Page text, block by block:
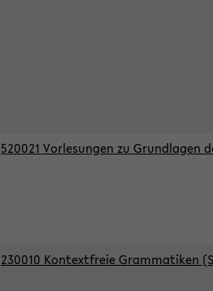
520021 Vorlesungen zu Grundlagen
230010 Kontextfreie Grammatiken